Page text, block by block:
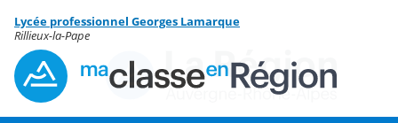
Menu de la rubrique
Contenu
Lycée professionnel Georges Lamarque
Rillieux-la-Pape